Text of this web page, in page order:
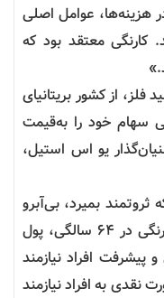
هزینه‌ها، عوامل اصلی
کارنگی معتقد بود که
تولید فلز، از کشور بریتانیای
در سال ۱۹۰۱ کارنِگی سهام خود را به‌قیمت
یو اس استیل،
بمیرد، بی‌آبرو
مرده است!» او بعد از فروش فولاد کارنگی در ۶۴ سالگی، پول
افراد نیازمند
نقدی به افراد نیازمند